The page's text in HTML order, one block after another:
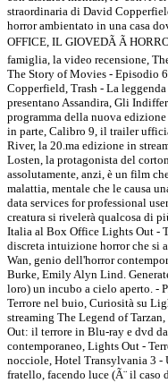
straordinaria di David
horror ambientato in una casa
OFFICE, IL GIOVEDÃ Ã
famiglia, la video recensione,
The Story of Movies - Episodio
Copperfield, Trash - La
presentano Assandira, Gli
programma della nuova
in parte, Calibro 9, il trailer
River, la 20.ma edizione in
Losten, la protagonista del
assolutamente, anzi, è un film
malattia, mentale che le causa
data services for professional
creatura si rivelerà qualcosa di
Italia al Box Office Lights Out -
discreta intuizione horror che si
Wan, genio dell'horror
Burke, Emily Alyn Lind.
loro) un incubo a cielo aperto. -
Terrore nel buio, Curiosità su
streaming The Legend of
Out: il terrore in Blu-ray e dvd
contemporaneo, Lights Out -
nocciole, Hotel Transylvania 3 -
fratello, facendo luce (Ã¨ il caso